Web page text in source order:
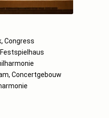
Congress
Concertgebouw